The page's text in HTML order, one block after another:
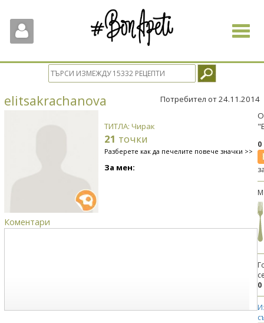
Toggle
elitsakrachanova Потребител от 24.11.2014
ТИТЛА: Чирак
21 точки
Разберете как да печелите повече значки >>
За мен:
Коментари
0